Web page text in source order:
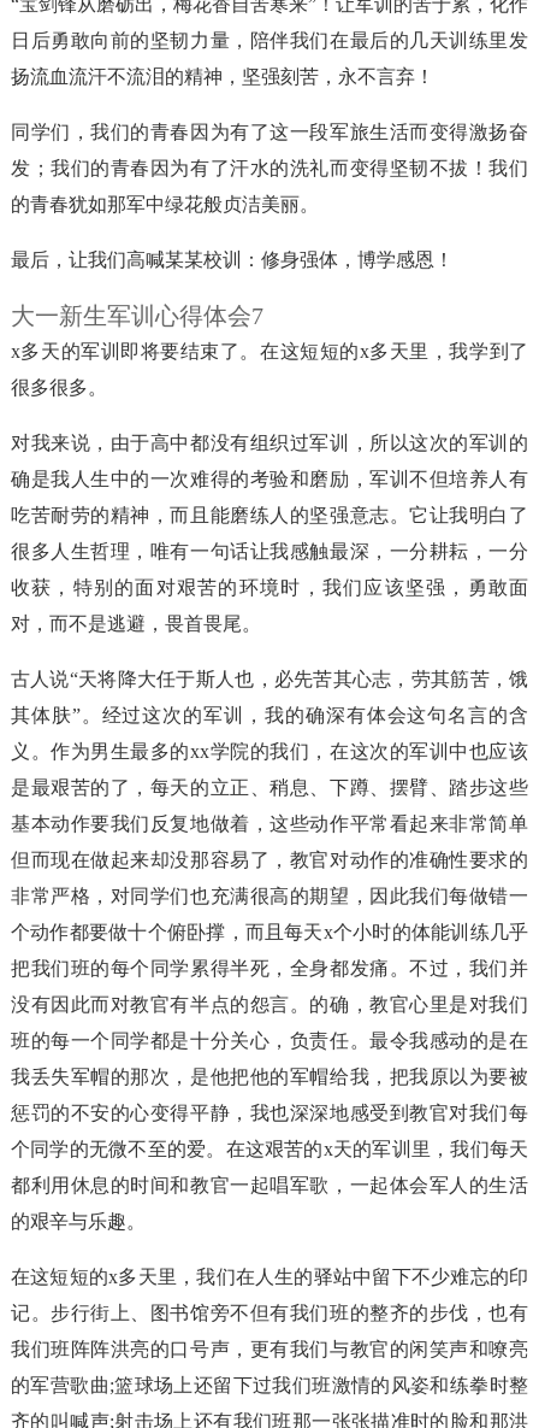
“宝剑锋从磨砺出，梅花香自苦寒来”！让军训的苦于累，化作
日后勇敢向前的坚韧力量，陪伴我们在最后的几天训练里发
扬流血流汗不流泪的精神，坚强刻苦，永不言弃！
同学们，我们的青春因为有了这一段军旅生活而变得激扬奋
发；我们的青春因为有了汗水的洗礼而变得坚韧不拔！我们
的青春犹如那军中绿花般贞洁美丽。
最后，让我们高喊某某校训：修身强体，博学感恩！
大一新生军训心得体会7
x多天的军训即将要结束了。在这短短的x多天里，我学到了
很多很多。
对我来说，由于高中都没有组织过军训，所以这次的军训的
确是我人生中的一次难得的考验和磨励，军训不但培养人有
吃苦耐劳的精神，而且能磨练人的坚强意志。它让我明白了
很多人生哲理，唯有一句话让我感触最深，一分耕耘，一分
收获，特别的面对艰苦的环境时，我们应该坚强，勇敢面
对，而不是逃避，畏首畏尾。
古人说“天将降大任于斯人也，必先苦其心志，劳其筋苦，饿
其体肤”。经过这次的军训，我的确深有体会这句名言的含
义。作为男生最多的xx学院的我们，在这次的军训中也应该
是最艰苦的了，每天的立正、稍息、下蹲、摆臂、踏步这些
基本动作要我们反复地做着，这些动作平常看起来非常简单
但而现在做起来却没那容易了，教官对动作的准确性要求的
非常严格，对同学们也充满很高的期望，因此我们每做错一
个动作都要做十个俯卧撑，而且每天x个小时的体能训练几乎
把我们班的每个同学累得半死，全身都发痛。不过，我们并
没有因此而对教官有半点的怨言。的确，教官心里是对我们
班的每一个同学都是十分关心，负责任。最令我感动的是在
我丢失军帽的那次，是他把他的军帽给我，把我原以为要被
惩罚的不安的心变得平静，我也深深地感受到教官对我们每
个同学的无微不至的爱。在这艰苦的x天的军训里，我们每天
都利用休息的时间和教官一起唱军歌，一起体会军人的生活
的艰辛与乐趣。
在这短短的x多天里，我们在人生的驿站中留下不少难忘的印
记。步行街上、图书馆旁不但有我们班的整齐的步伐，也有
我们班阵阵洪亮的口号声，更有我们与教官的闲笑声和嘹亮
的军营歌曲;篮球场上还留下过我们班激情的风姿和练拳时整
齐的叫喊声;射击场上还有我们班那一张张描准时的脸和那洪